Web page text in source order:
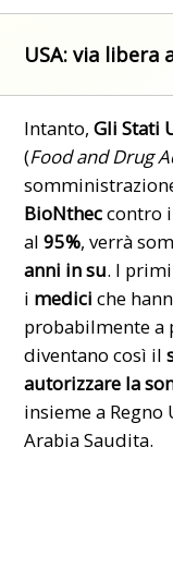
USA: via libera
Intanto,Gli Stati
(Food and Drug
BioNtheccontro
al95%, verrà
anni in su. I
i medici che
probabilmente a
diventano così il
autorizzare la
insieme a Regno
Arabia Saudita.